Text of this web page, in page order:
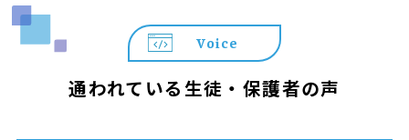
Voice
通われている生徒・保護者の声